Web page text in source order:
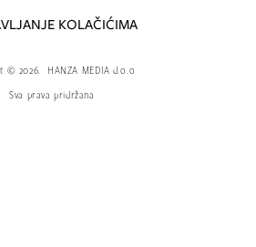
KOLAČIĆIMA
© 2026.
HANZA MEDIA d.o.o
Sva prava pridržana